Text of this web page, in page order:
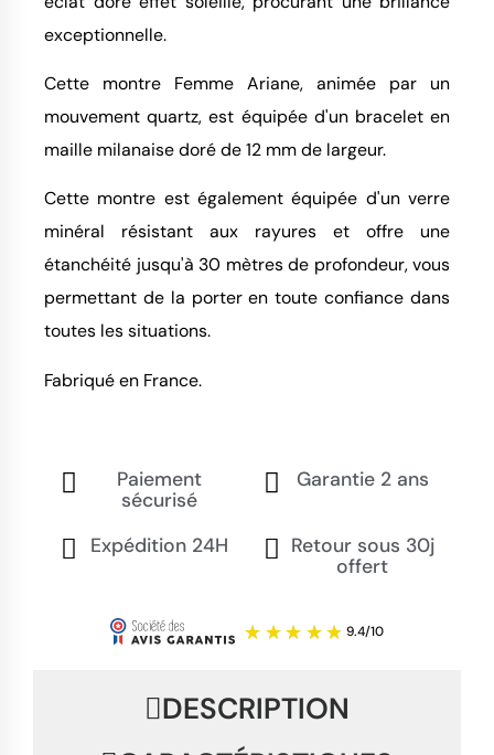
exceptionnelle.
Cette montre Femme Ariane, animée par un
mouvement quartz, est équipée d'un bracelet en
maille milanaise doré de 12 mm de largeur.
Cette montre est également équipée d'un verre
minéral résistant aux rayures et offre une
étanchéité jusqu'à 30 mètres de profondeur, vous
permettant de la porter en toute confiance dans
toutes les situations.
Fabriqué en France.
Paiement
sécurisé
Garantie 2 ans
Expédition 24H
Retour sous 30j
offert
DESCRIPTION